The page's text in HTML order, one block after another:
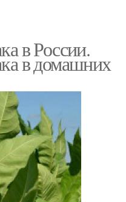
в России.
в домашних